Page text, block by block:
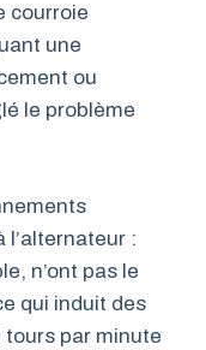
courroie
une
ou
le problème
l’alternateur :
n’ont pas le
qui induit des
par minute